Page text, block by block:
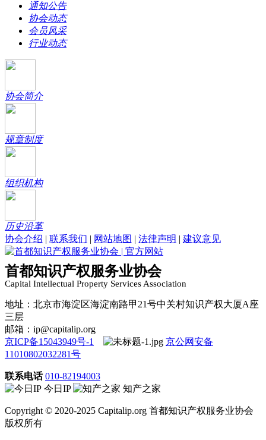
通知公告
协会动态
会员风采
行业动态
协会简介
规章制度
组织机构
历史沿革
协会介绍
联系我们 网站地图 法律声明 建议意见
首都知识产权服务业协会
Capital Intellectual Property Services Association
地址：北京市海淀区海淀南路甲21号中关村知识产权大厦A座
三层
邮箱：ip@capitalip.org
京ICP备15043949号-1
京公网安备
11010802032281号
联系电话 010-82194003
今日IP
知产之家
Copyright © 2020-2025 Capitalip.org 首都知识产权服务业协会
版权所有